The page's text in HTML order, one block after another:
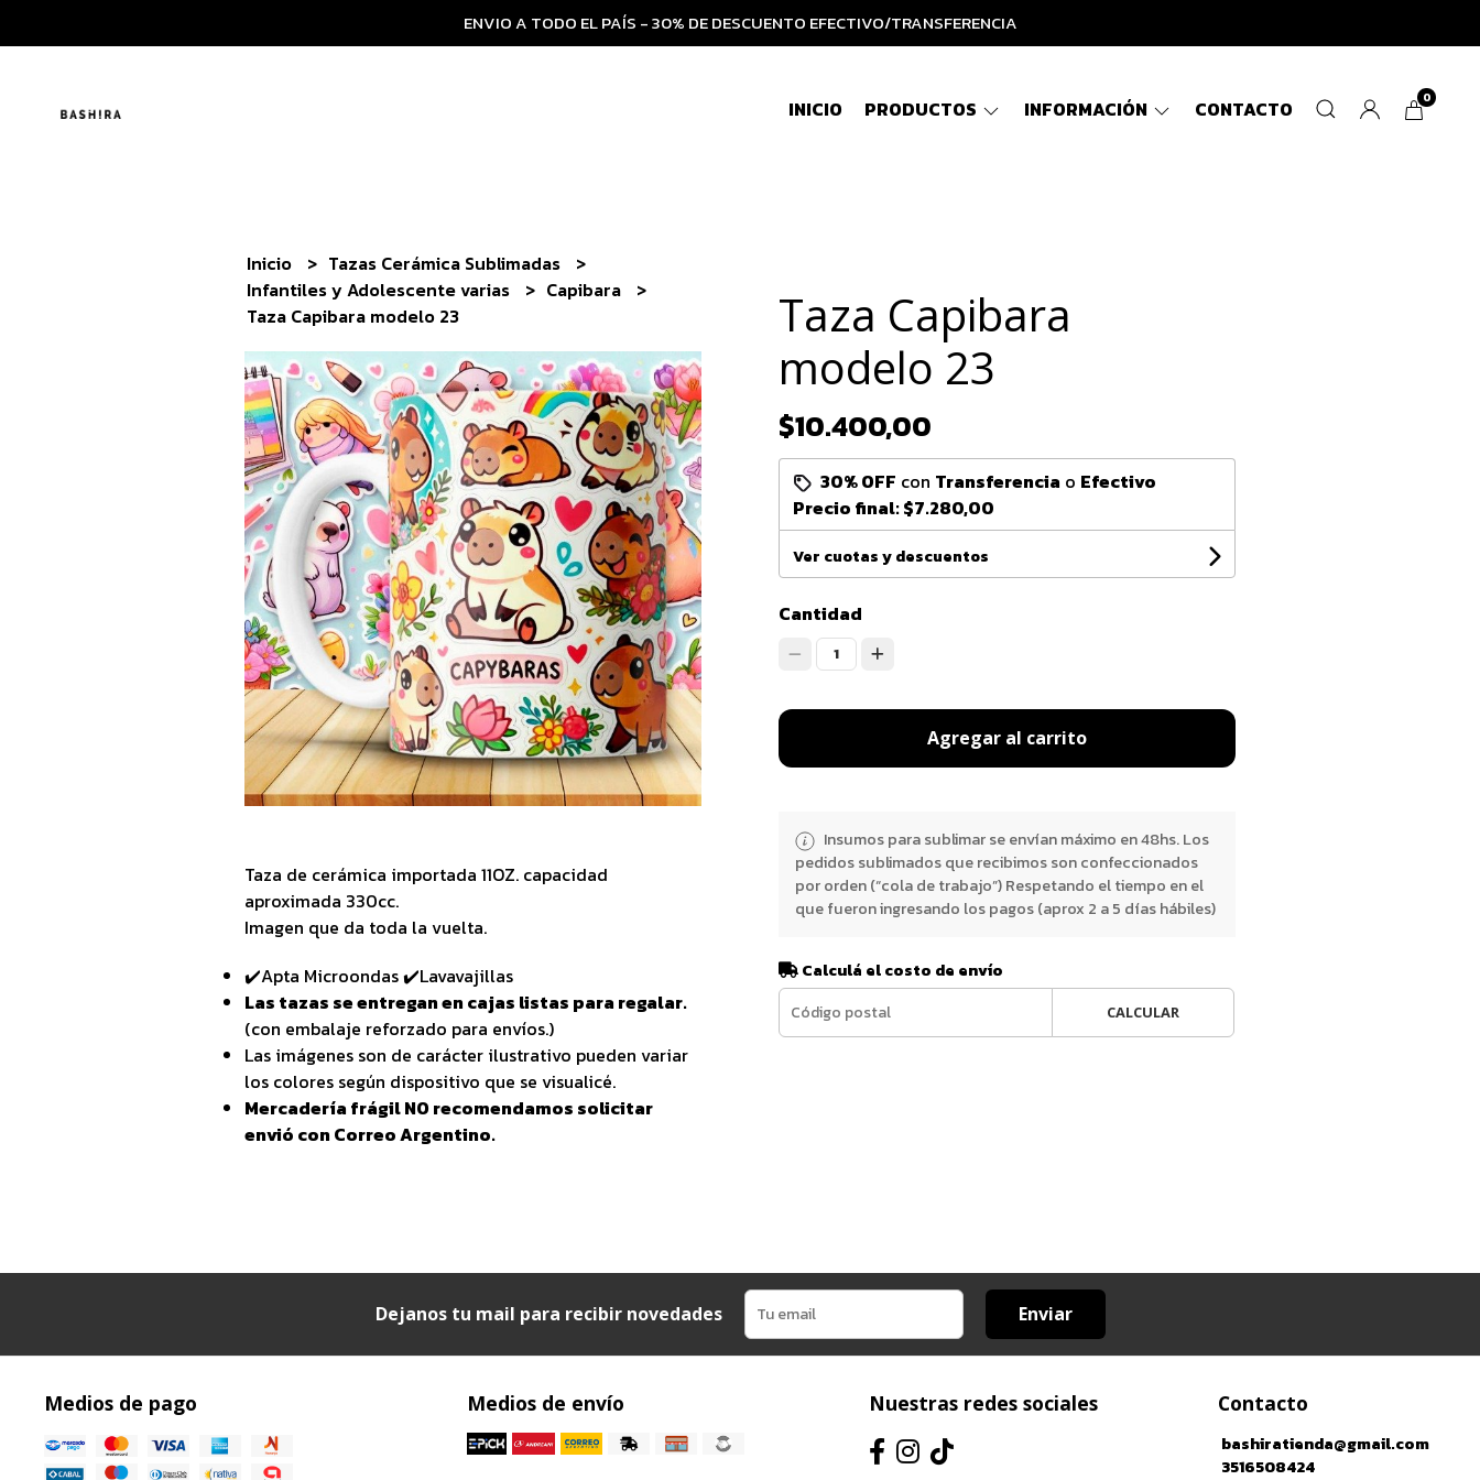
ENVIO A TODO EL PAÍS - 30% DE DESCUENTO EFECTIVO/TRANSFERENCIA
INICIO PRODUCTOS INFORMACIÓN CONTACTO 0
Inicio
Tazas Cerámica Sublimadas
Infantiles y Adolescente varias
Capibara
Taza Capibara modelo 23
Taza de cerámica importada 11OZ. capacidad
aproximada 330cc.
Imagen que da toda la vuelta.
✔️Apta Microondas ✔️Lavavajillas
Las tazas se entregan en cajas listas para regalar.
(con embalaje reforzado para envíos.)
Las imágenes son de carácter ilustrativo pueden variar
los colores según dispositivo que se visualicé.
Mercadería frágil NO recomendamos solicitar
envió con Correo Argentino.
Taza Capibara
modelo 23
$10.400,00
30% OFF con Transferencia o Efectivo
Precio final:$7.280,00
Ver cuotas y descuentos
Cantidad
1
Agregar al carrito
Insumos para sublimar se envían máximo en 48hs. Los
pedidos sublimados que recibimos son confeccionados
por orden (“cola de trabajo”) Respetando el tiempo en el
que fueron ingresando los pagos (aprox 2 a 5 días hábiles)
Calculá el costo de envío
CALCULAR
Dejanos tu mail para recibir novedades Enviar
Medios de pago Medios de envío Nuestras redes sociales Contacto
bashiratienda@gmail.com
3516508424